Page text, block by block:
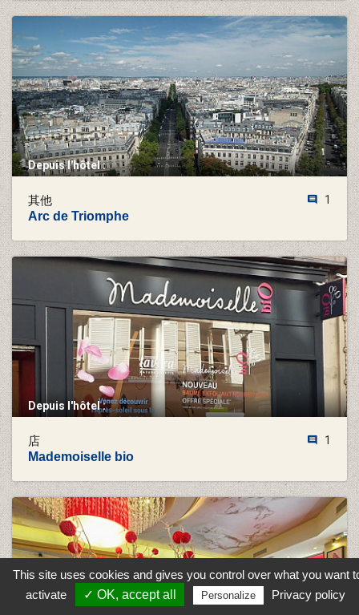
Depuis l'hôtel :
1
其他
Arc de Triomphe
Depuis l'hôtel :
1
店
Mademoiselle bio
This site uses cookies and gives you control over what you want
activate
✓ OK, accept all Personalize Privacy policy